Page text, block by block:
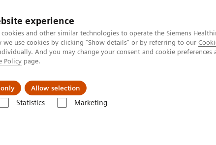
experience
and other similar technologies to operate the Siemens
use cookies by clicking "Show details" or by referring to our
And you may change your consent and cookie
Policy page.
Allow selection
Statistics Marketing
Servicios post venta